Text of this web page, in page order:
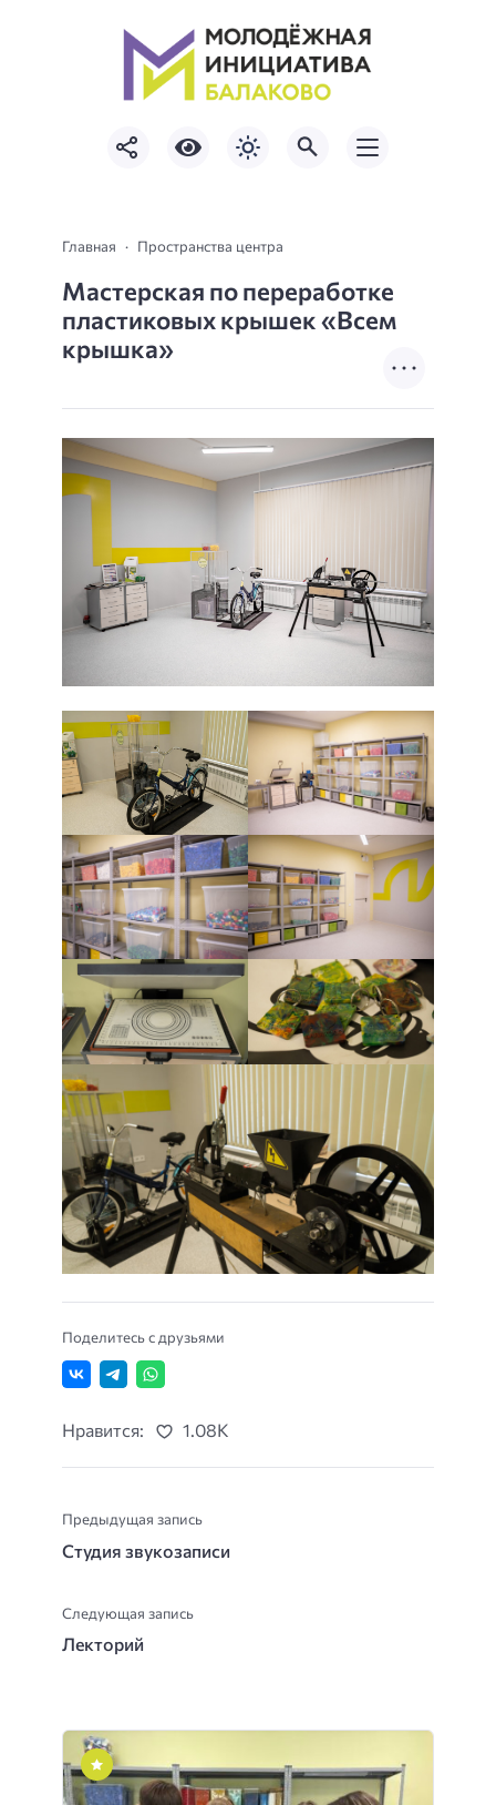
Главная Пространства центра
Мастерская по переработке
пластиковых крышек «Всем
крышка»
Поделитесь с друзьями
Нравится: 1.08K
Предыдущая запись
Студия звукозаписи
Следующая запись
Лекторий